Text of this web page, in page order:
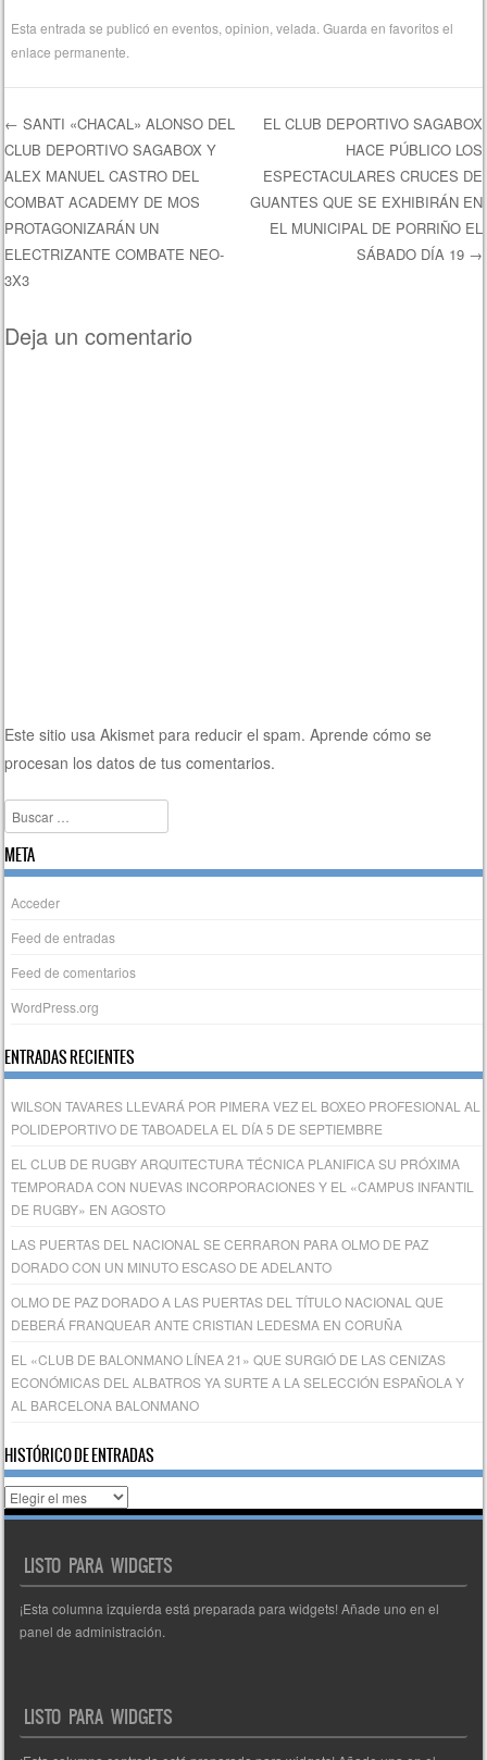
Esta entrada se publicó eneventos ,opinion ,velada . Guarda en favoritos el
enlace permanente
Navegación de entradas
← SANTI «CHACAL» ALONSO DEL
CLUB DEPORTIVO SAGABOX Y
ALEX MANUEL CASTRO DEL
COMBAT ACADEMY DE MOS
PROTAGONIZARÁN UN
ELECTRIZANTE COMBATE NEO-
3X3
EL CLUB DEPORTIVO SAGABOX
HACE PÚBLICO LOS
ESPECTACULARES CRUCES DE
GUANTES QUE SE EXHIBIRÁN EN
EL MUNICIPAL DE PORRIÑO EL
SÁBADO DÍA 19 →
Deja un comentario
Este sitio usa Akismet para reducir el spam.Aprende cómo se
procesan los datos de tus comentarios.
Buscar
META
Acceder
Feed de entradas
Feed de comentarios
WordPress.org
ENTRADAS RECIENTES
WILSON TAVARES LLEVARÁ POR PIMERA VEZ EL BOXEO PROFESIONAL AL
POLIDEPORTIVO DE TABOADELA EL DÍA 5 DE SEPTIEMBRE
EL CLUB DE RUGBY ARQUITECTURA TÉCNICA PLANIFICA SU PRÓXIMA
TEMPORADA CON NUEVAS INCORPORACIONES Y EL «CAMPUS INFANTIL
DE RUGBY» EN AGOSTO
LAS PUERTAS DEL NACIONAL SE CERRARON PARA OLMO DE PAZ
DORADO CON UN MINUTO ESCASO DE ADELANTO
OLMO DE PAZ DORADO A LAS PUERTAS DEL TÍTULO NACIONAL QUE
DEBERÁ FRANQUEAR ANTE CRISTIAN LEDESMA EN CORUÑA
EL «CLUB DE BALONMANO LÍNEA 21» QUE SURGIÓ DE LAS CENIZAS
ECONÓMICAS DEL ALBATROS YA SURTE A LA SELECCIÓN ESPAÑOLA Y
AL BARCELONA BALONMANO
HISTÓRICO DE ENTRADAS
Histórico
de
LISTO PARA WIDGETS
¡Esta columna izquierda está preparada para widgets! Añade uno en el
panel de administración.
LISTO PARA WIDGETS